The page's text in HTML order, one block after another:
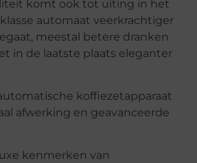
komt ook tot uiting in het
automaat veerkrachtiger
meestal betere dranken
in de laatste plaats eleganter
kenmerken van